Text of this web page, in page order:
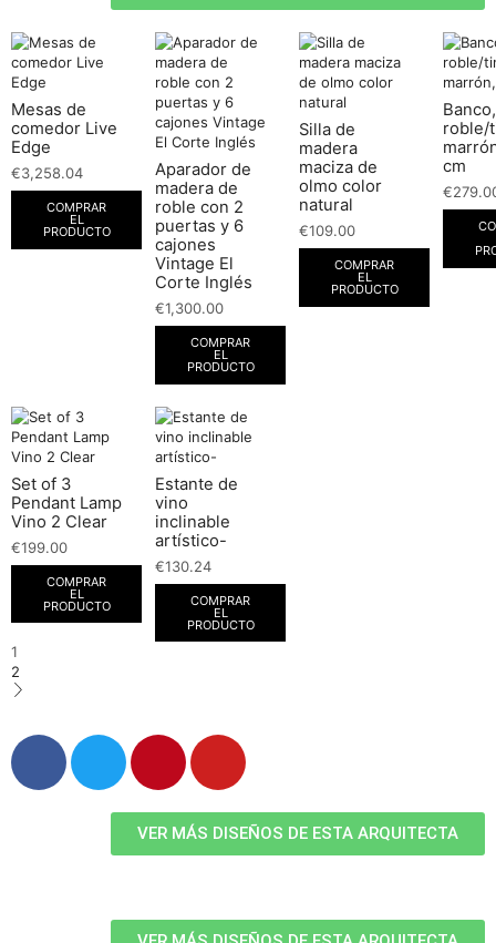
Mesas de
comedor Live
Edge
€3,258.04
COMPRAR
EL
PRODUCTO
Aparador de
madera de
roble con 2
puertas y 6
cajones
Vintage El
Corte Inglés
€1,300.00
COMPRAR
EL
PRODUCTO
Silla de
madera
maciza de
olmo color
natural
€109.00
COMPRAR
EL
PRODUCTO
roble/
cm
€
Set of 3
Pendant Lamp
Vino 2 Clear
€199.00
COMPRAR
EL
PRODUCTO
Estante de
vino
inclinable
artístico-
€130.24
COMPRAR
EL
PRODUCTO
1
2
VER MÁS DISEÑOS DE ESTA ARQUITECTA